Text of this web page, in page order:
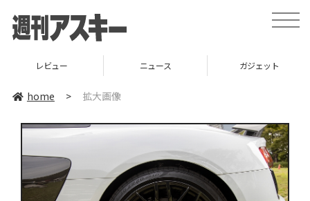
toggle
レビュー ニュース ガジェット
home > 拡大画像